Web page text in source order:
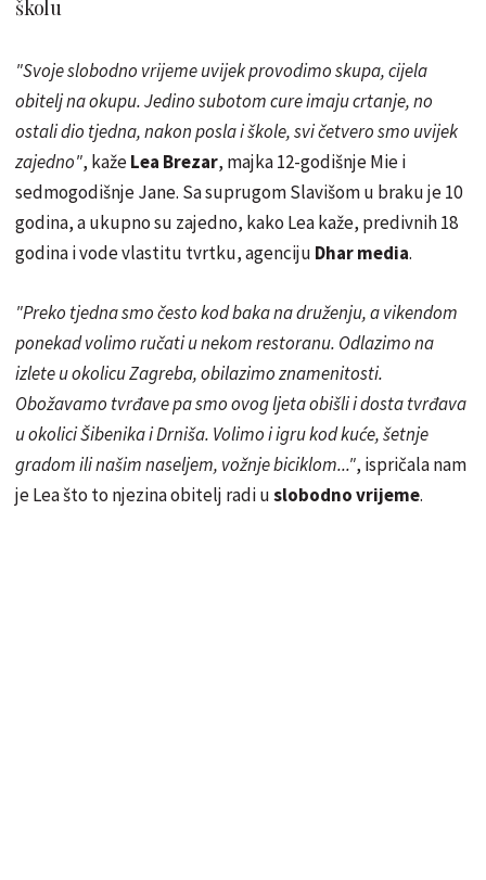
školu
"Svoje slobodno vrijeme uvijek provodimo skupa, cijela
obitelj na okupu. Jedino subotom cure imaju crtanje, no
ostali dio tjedna, nakon posla i škole, svi četvero smo uvijek
zajedno", kažeLea Brezar, majka 12-godišnje Mie i
sedmogodišnje Jane. Sa suprugom Slavišom u braku je 10
godina, a ukupno su zajedno, kako Lea kaže, predivnih 18
godina i vode vlastitu tvrtku, agenciju Dhar media.
"Preko tjedna smo često kod baka na druženju, a vikendom
ponekad volimo ručati u nekom restoranu. Odlazimo na
izlete u okolicu Zagreba, obilazimo znamenitosti.
Obožavamo tvrđave pa smo ovog ljeta obišli i dosta tvrđava
u okolici Šibenika i Drniša. Volimo i igru kod kuće, šetnje
gradom ili našim naseljem, vožnje biciklom...", ispričala nam
je Lea što to njezina obitelj radi uslobodno vrijeme.